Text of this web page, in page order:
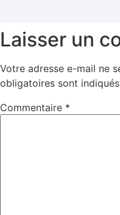
Laisser un
Votre adresse e-mail ne
obligatoires sont
Commentaire *